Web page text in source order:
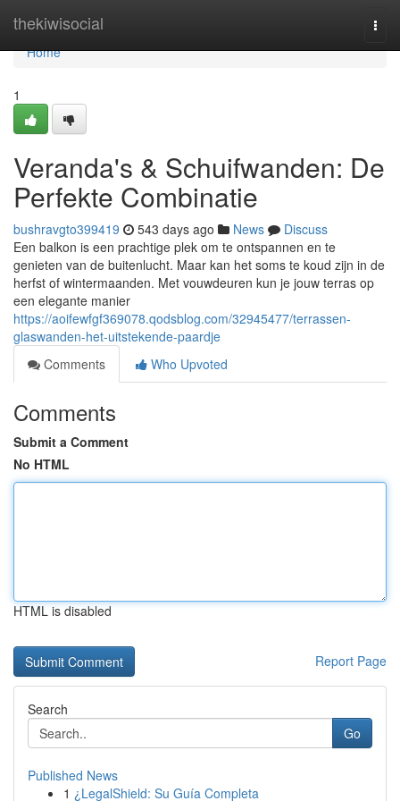
thekiwisocial
Home
Home
1
Veranda's & Schuifwanden: De
Perfekte Combinatie
bushravgto399419 543 days ago News
Discuss
Een balkon is een prachtige plek om te ontspannen en te
genieten van de buitenlucht. Maar kan het soms te koud zijn in de
herfst of wintermaanden. Met vouwdeuren kun je jouw terras op
een elegante manier
https://aoifewfgf369078.qodsblog.com/32945477/terrassen-
glaswanden-het-uitstekende-paardje
Comments
Who Upvoted
Comments
Submit a Comment
No HTML
HTML is disabled
Report Page
Search
Go
Published News
1 ¿LegalShield: Su Guía Completa